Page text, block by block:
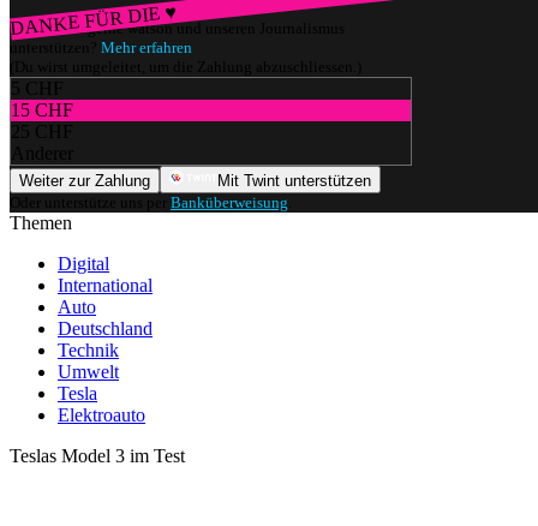
DANKE FÜR DIE ♥
Würdest du gerne watson und unseren Journalismus
unterstützen? Mehr erfahren
(Du wirst umgeleitet, um die Zahlung abzuschliessen.)
5 CHF
15 CHF
25 CHF
Anderer
Weiter zur Zahlung
Mit Twint unterstützen
Oder unterstütze uns per Banküberweisung
Themen
Digital
International
Auto
Deutschland
Technik
Umwelt
Tesla
Elektroauto
Teslas Model 3 im Test